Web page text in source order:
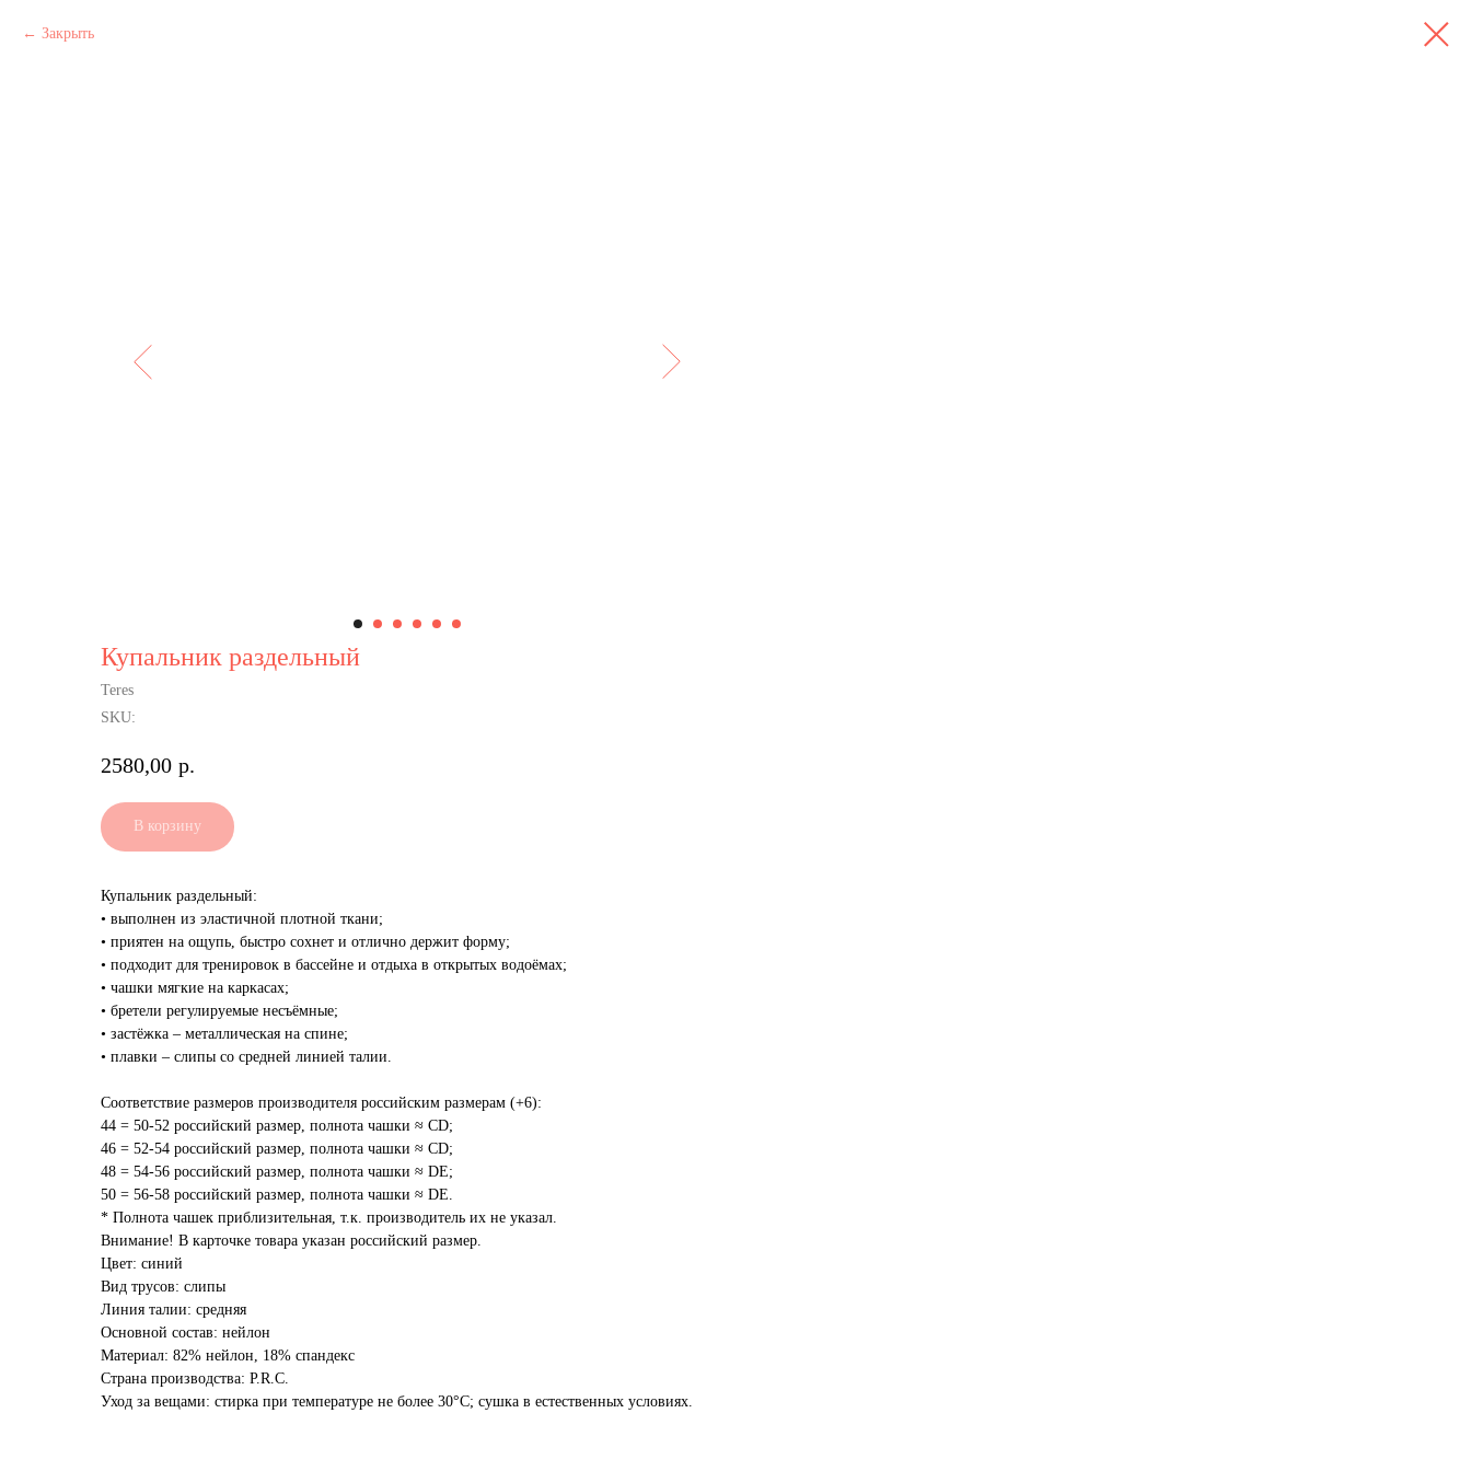
Закрыть
Купальник раздельный
Teres
SKU:
2580,00 р.
В корзину
Купальник раздельный:
• выполнен из эластичной плотной ткани;
• приятен на ощупь, быстро сохнет и отлично держит форму;
• подходит для тренировок в бассейне и отдыха в открытых водоёмах;
• чашки мягкие на каркасах;
• бретели регулируемые несъёмные;
• застёжка – металлическая на спине;
• плавки – слипы со средней линией талии.
Соответствие размеров производителя российским размерам (+6):
44 = 50-52 российский размер, полнота чашки ≈ CD;
46 = 52-54 российский размер, полнота чашки ≈ CD;
48 = 54-56 российский размер, полнота чашки ≈ DE;
50 = 56-58 российский размер, полнота чашки ≈ DE.
* Полнота чашек приблизительная, т.к. производитель их не указал.
Внимание! В карточке товара указан российский размер.
Цвет: синий
Вид трусов: слипы
Линия талии: средняя
Основной состав: нейлон
Материал: 82% нейлон, 18% спандекс
Страна производства: P.R.C.
Уход за вещами: стирка при температуре не более 30°C; сушка в естественных условиях.